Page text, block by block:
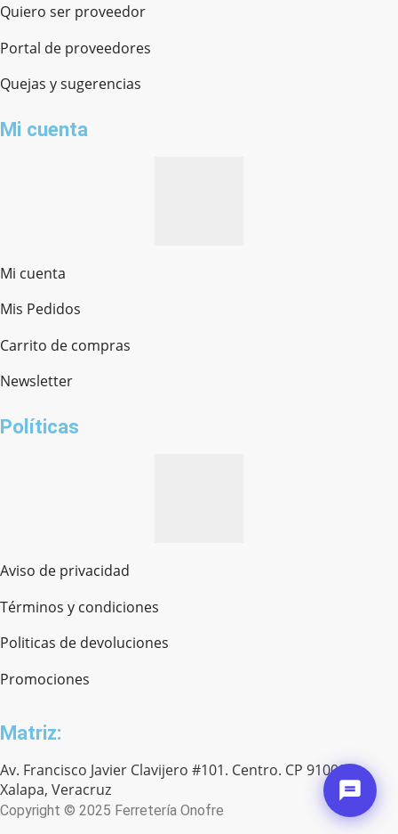
Quiero ser proveedor
Portal de proveedores
Quejas y sugerencias
Mi cuenta
Mi cuenta
Mis Pedidos
Carrito de compras
Newsletter
Políticas
Aviso de privacidad
Términos y condiciones
Politicas de devoluciones
Promociones
Matriz:
Av. Francisco Javier Clavijero #101. Centro. CP 91000.
Xalapa, Veracruz
Copyright © 2025 Ferretería Onofre